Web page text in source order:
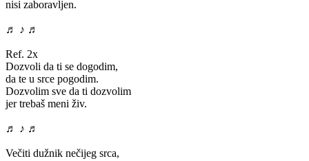
nisi zaboravljen.
♬ ♪ ♬
Ref. 2x
Dozvoli da ti se dogodim,
da te u srce pogodim.
Dozvolim sve da ti dozvolim
jer trebaš meni živ.
♬ ♪ ♬
Večiti dužnik nečijeg srca,